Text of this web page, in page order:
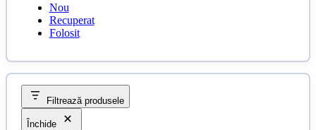
Nou
Recuperat
Folosit
Filtrează produsele
Închide